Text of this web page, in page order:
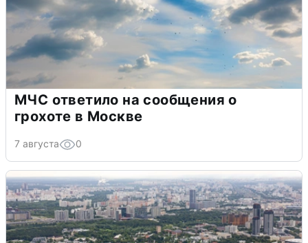
МЧС ответило на сообщения о
грохоте в Москве
7 августа 0